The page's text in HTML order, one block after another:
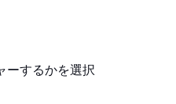
ーするかを選択